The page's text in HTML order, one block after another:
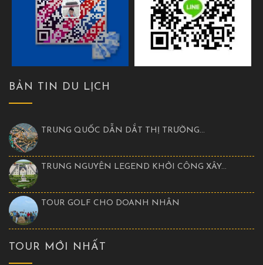
BẢN TIN DU LỊCH
TRUNG QUỐC DẪN DẮT THỊ TRƯỜNG...
TRUNG NGUYÊN LEGEND KHỞI CÔNG XÂY...
TOUR GOLF CHO DOANH NHÂN
TOUR MỚI NHẤT